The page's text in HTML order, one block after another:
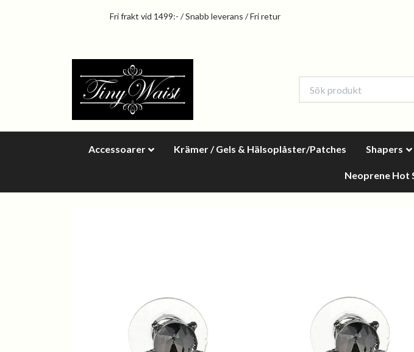
Fri frakt vid 1499:- / Snabb leverans / Fri retur
Accessoarer Krämer / Gels & Hälsoplåster/Patches Shapers
Neoprene Hot